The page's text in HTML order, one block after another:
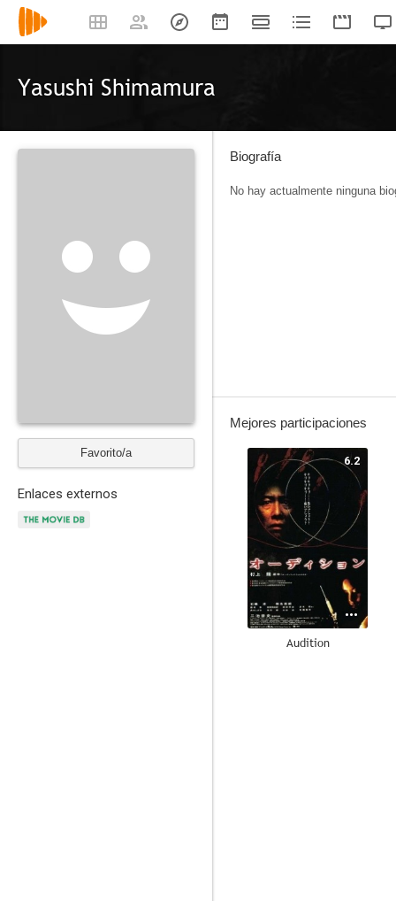
Yasushi Shimamura
Favorito/a
Enlaces externos
Biografía
No hay actualmente ninguna
Mejores participaciones
6.2
Audition